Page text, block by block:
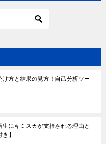
け方と結果の見方！自己分析ツー
生にキミスカが支持される理由と
】